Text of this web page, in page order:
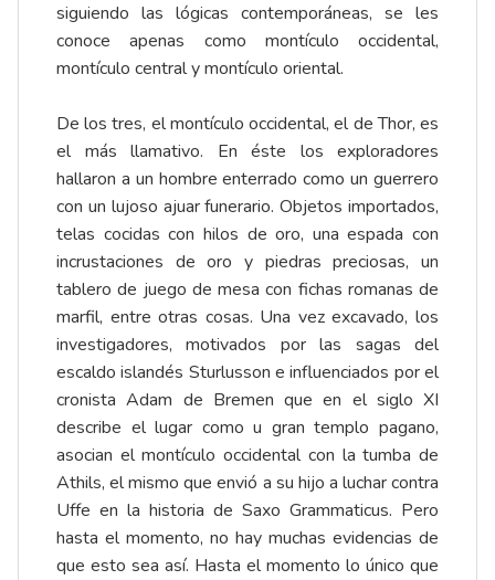
siguiendo las lógicas contemporáneas, se les
conoce apenas como montículo occidental,
montículo central y montículo oriental.
De los tres, el montículo occidental, el de Thor, es
el más llamativo. En éste los exploradores
hallaron a un hombre enterrado como un guerrero
con un lujoso ajuar funerario. Objetos importados,
telas cocidas con hilos de oro, una espada con
incrustaciones de oro y piedras preciosas, un
tablero de juego de mesa con fichas romanas de
marfil, entre otras cosas. Una vez excavado, los
investigadores, motivados por las sagas del
escaldo islandés Sturlusson e influenciados por el
cronista Adam de Bremen que en el siglo XI
describe el lugar como u gran templo pagano,
asocian el montículo occidental con la tumba de
Athils, el mismo que envió a su hijo a luchar contra
Uffe en la historia de Saxo Grammaticus. Pero
hasta el momento, no hay muchas evidencias de
que esto sea así. Hasta el momento lo único que